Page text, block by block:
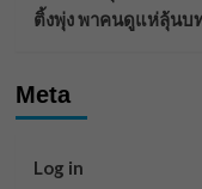
ติ้งพุ่ง พาคนดูแห่ลุ้นบ
Meta
Log in